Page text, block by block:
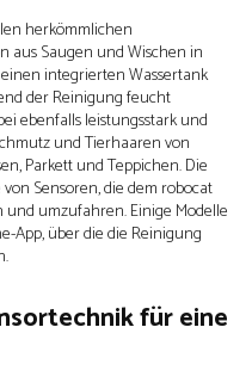
herkömmlichen
aus Saugen und Wischen in
integrierten Wassertank
der Reinigung feucht
ebenfalls leistungsstark und
und Tierhaaren von
Parkett und Teppichen. Die
Sensoren, die dem robocat
umzufahren. Einige Modelle
App, über die die Reinigung
für eine